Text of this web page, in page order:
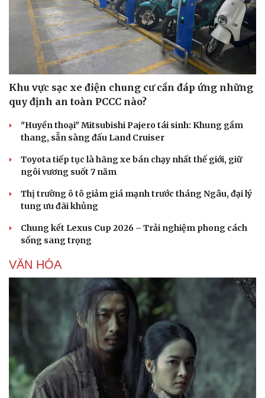
Văn hóa
Sân khấu - Điện ảnh
Văn học
Âm nhạc
Di sản
Giải trí
Nghệ sĩ
Thời trang
Khu vực sạc xe điện chung cư cần đáp ứng những
quy định an toàn PCCC nào?
"Huyền thoại" Mitsubishi Pajero tái sinh: Khung gầm
thang, sẵn sàng đấu Land Cruiser
Toyota tiếp tục là hãng xe bán chạy nhất thế giới, giữ
ngôi vương suốt 7 năm
Thị trường ô tô giảm giá mạnh trước tháng Ngâu, đại lý
tung ưu đãi khủng
Chung kết Lexus Cup 2026 – Trải nghiệm phong cách
sống sang trọng
VĂN HÓA